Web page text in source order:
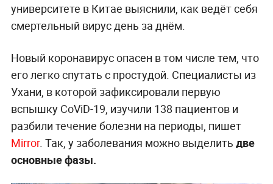
университете в Китае выяснили, как ведёт себя
смертельный вирус день за днём.
Новый коронавирус опасен в том числе тем, что
его легко спутать с простудой. Специалисты из
Ухани, в которой зафиксировали первую
вспышку CoViD-19, изучили 138 пациентов и
разбили течение болезни на периоды, пишет
Mirror. Так, у заболевания можно выделить две
основные фазы.